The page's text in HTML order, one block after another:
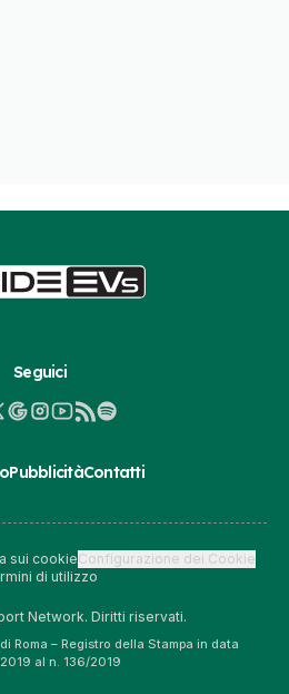
Seguici
PubblicitàContatti
sui cookieConfigurazione dei Cookie
di utilizzo
Network. Diritti riservati.
Roma – Registro della Stampa in data
al n. 136/2019